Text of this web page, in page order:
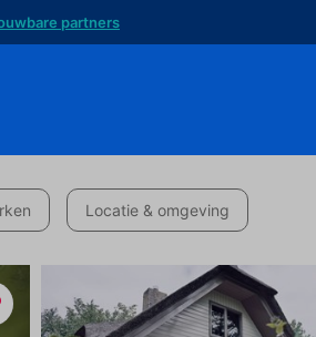
partners
Locatie & omgeving